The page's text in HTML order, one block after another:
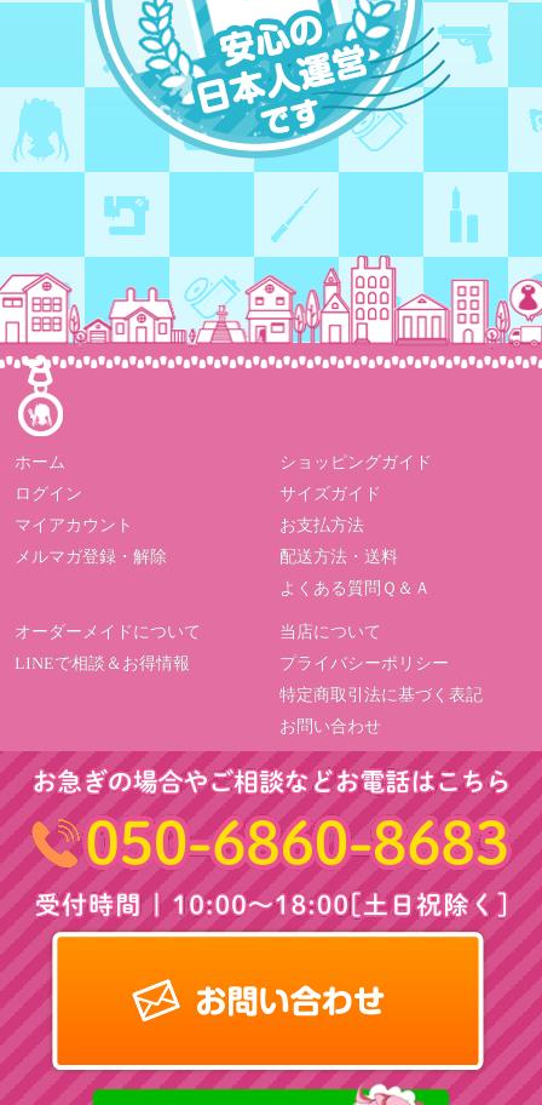
ホーム
ログイン
マイアカウント
メルマガ登録・解除
ショッピングガイド
サイズガイド
お支払方法
配送方法・送料
よくある質問Ｑ＆Ａ
オーダーメイドについて
LINEで相談＆お得情報
当店について
プライバシーポリシー
特定商取引法に基づく表記
お問い合わせ